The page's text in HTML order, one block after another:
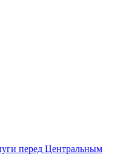
перед Центральным